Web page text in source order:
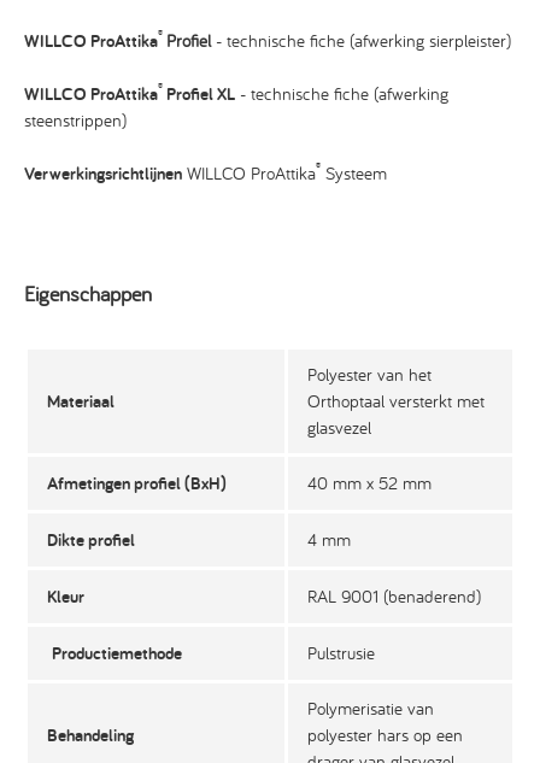
WILLCO ProAttika® Profiel - technische fiche (afwerking sierpleister)
WILLCO ProAttika® Profiel XL - technische fiche (afwerking
steenstrippen)
Verwerkingsrichtlijnen WILLCO ProAttika® Systeem
Eigenschappen
Materiaal
Polyester van het
Orthoptaal versterkt met
glasvezel
Afmetingen profiel (BxH) 40 mm x 52 mm
Dikte profiel 4 mm
Kleur RAL 9001 (benaderend)
Productiemethode Pulstrusie
Behandeling
Polymerisatie van
polyester hars op een